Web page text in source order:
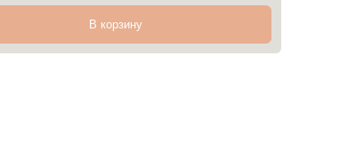
В корзину